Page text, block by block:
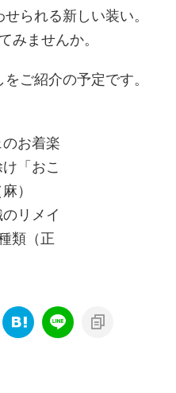
られる新しい装い。
みませんか。
ご紹介の予定です。
のお着楽
「おこ
）
のリメイ
類（正